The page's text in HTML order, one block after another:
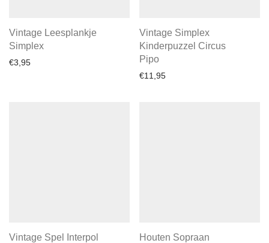
Vintage Leesplankje
Simplex
€3,95
Vintage Simplex
Kinderpuzzel Circus
Pipo
€11,95
Vintage Spel Interpol
Houten Sopraan